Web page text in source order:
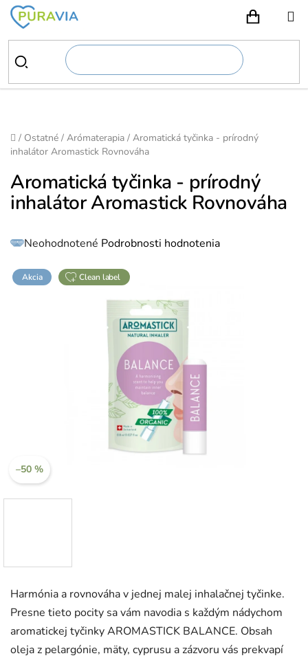
Prejsť
obsah
Domov
/ Ostatné / Arómaterapia / Aromatická tyčinka - prírodný
inhalátor Aromastick Rovnováha
Harmónia a rovnováha v jednej malej inhalačnej tyčinke.
Presne tieto pocity sa vám navodia s každým nádychom
aromatickej tyčinky AROMASTICK BALANCE. Obsah
oleja z pelargónie, mäty, cyprusu a zázvoru vás prekvapí
Aromatická tyčinka - prírodný
inhalátor Aromastick Rovnováha
Priemerné
hodnotenie
0,0
5
Neohodnotené Podrobnosti hodnotenia
Akcia clean label
–50 %